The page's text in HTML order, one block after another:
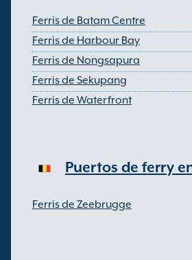
Ferris de Batam Centre
Ferris de Harbour Bay
Ferris de Nongsapura
Ferris de Sekupang
Ferris de Waterfront
Puertos de ferry
Ferris de Zeebrugge